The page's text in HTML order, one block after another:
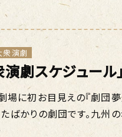
衆演劇
演劇スケジュール
場に初お目見えの『劇団
ばかりの劇団です。九州